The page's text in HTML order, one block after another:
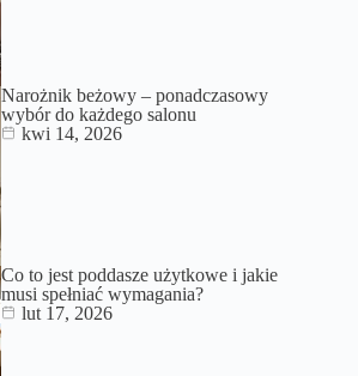
Narożnik beżowy – ponadczasowy
wybór do każdego salonu
kwi 14, 2026
Co to jest poddasze użytkowe i jakie
musi spełniać wymagania?
lut 17, 2026